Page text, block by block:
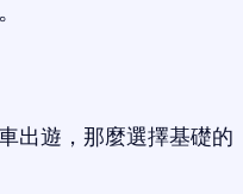
出遊，那麼選擇基礎的